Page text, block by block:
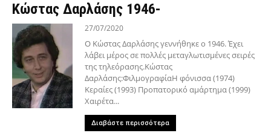
Κώστας Δαρλάσης 1946-
27/07/2020
Ο Κώστας Δαρλάσης γεννήθηκε ο 1946. Έχει
λάβει μέρος σε πολλές μεταγλωτισμένες σειρές
της τηλεόρασης.Κώστας
Δαρλάσης:ΦιλμογραφίαΗ φόνισσα (1974)
Κεραίες (1993) Προπατορικό αμάρτημα (1999)
Χαιρέτα...
Διαβάστε περισσότερα